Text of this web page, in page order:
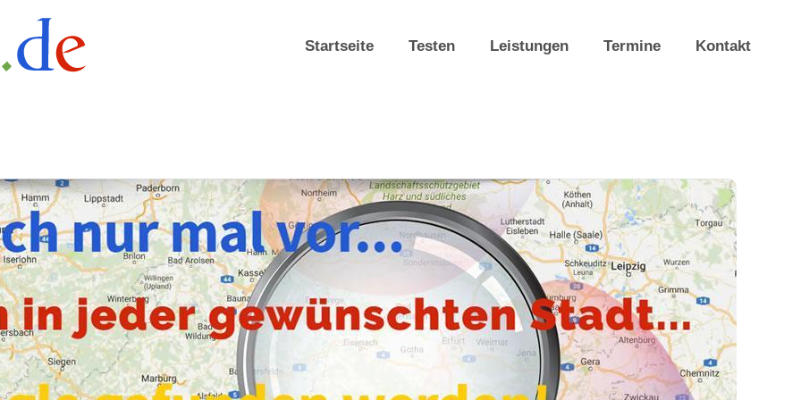
Startseite Testen Leistungen Termine Kontakt